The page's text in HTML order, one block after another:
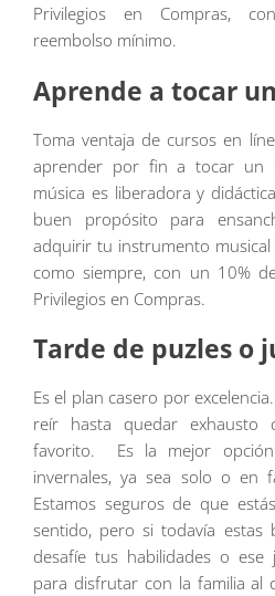
Privilegios en Compras,
reembolso mínimo.
Aprende a tocar
Toma ventaja de cursos en
aprender por fin a tocar un
música es liberadora y
buen propósito para
adquirir tu instrumento
como siempre, con un 10%
Privilegios en Compras.
Tarde de puzles o
Es el plan casero por
reír hasta quedar
favorito. Es la mejor
invernales, ya sea solo o en
Estamos seguros de que
sentido, pero si todavía estas
desafíe tus habilidades o
para disfrutar con la familia al